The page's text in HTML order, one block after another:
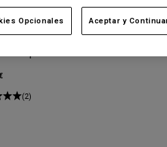
(2)
Opcionales Aceptar y